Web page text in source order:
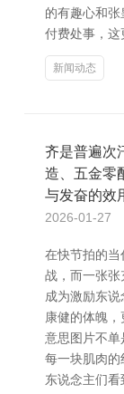
的有趣心和张
付费处事，
新闻动态
齐是普遍次
造、五金零
与发奋的效
2026-01-27
在快节拍的
战，而一张
成为激励东
康健的体魄
意思图片不单
每一块肌肉的
东说念主们